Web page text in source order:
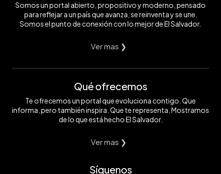
Somos un portal abierto, propositivo y moderno, pensado
para reflejar a un país que avanza, se reinventa y se une.
Somos el punto de conexión con lo mejor de El Salvador.
Ver mas ❯
Qué ofrecemos
Te ofrecemos un portal que evoluciona contigo. Que
informa, pero también inspira. Que te representa. Mostramos
de lo que está hecho El Salvador.
Ver mas ❯
Síguenos